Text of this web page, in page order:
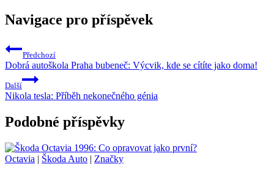
Navigace pro příspěvek
Předchozí
Dobrá autoškola Praha bubeneč: Výcvik, kde se cítíte jako doma!
Další
Nikola tesla: Příběh nekonečného génia
Podobné příspěvky
Octavia | Škoda Auto | Značky